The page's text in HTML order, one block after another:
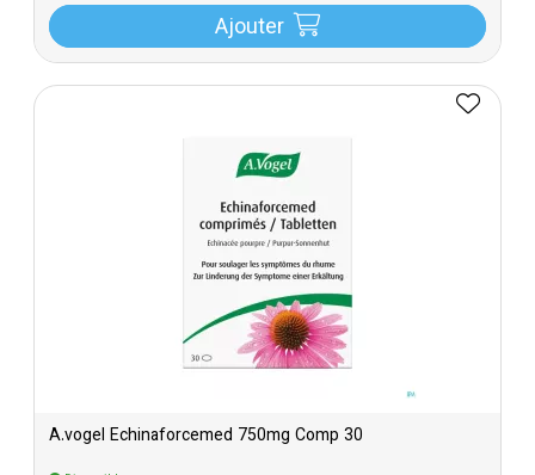
Ajouter
A.vogel Echinaforcemed 750mg Comp 30